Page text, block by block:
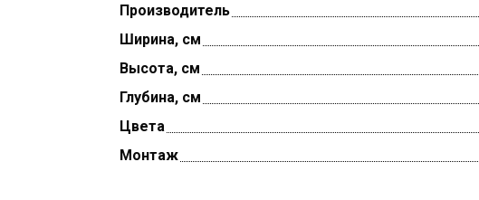
Производитель
Ширина, см
Высота, см
Глубина, см
Цвета
Монтаж